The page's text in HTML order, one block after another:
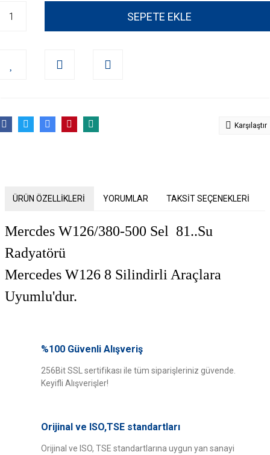
SEPETE EKLE
Karşılaştır
ÜRÜN ÖZELLİKLERİ YORUMLAR TAKSİT SEÇENEKLERİ
Mercdes W126/380-500 Sel 81..Su
Radyatörü
Mercedes W126 8 Silindirli Araçlara
Uyumlu'dur.
Bu ürüne ilk yorumu siz yapın!
yetersiz gördüğünüz noktaları öneri formunu kullanarak tarafımıza
iletebilirsiniz.
Görüş ve önerileriniz için teşekkür ederiz.
Ürün bilgilerinde hatalar bulunuyor.
Ürün fiyatı diğer sitelerden daha pahalı.
%100 Güvenli Alışveriş
256Bit SSL sertifikası ile tüm siparişleriniz güvende.
Keyifli Alışverişler!
Orijinal ve ISO,TSE standartları
Orijinal ve ISO, TSE standartlarına uygun yan sanayi